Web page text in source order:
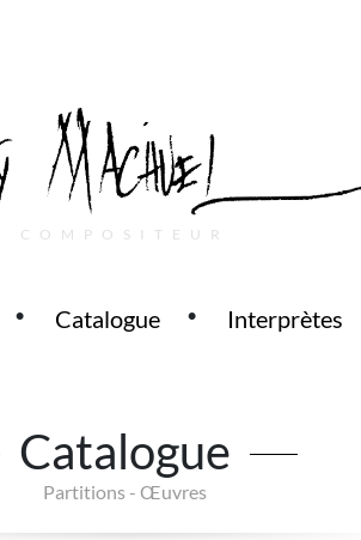
COMPOSITEUR
Catalogue Interprètes
Catalogue
Partitions - Œuvres